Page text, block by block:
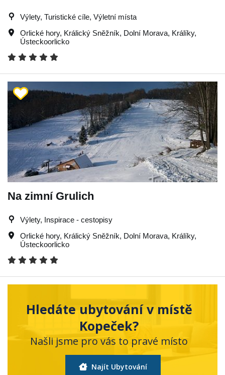
Výlety, Turistické cíle, Výletní místa
Orlické hory, Králický Sněžník, Dolní Morava, Králíky,
Ústeckoorlicko
Na zimní Grulich
Výlety, Inspirace - cestopisy
Orlické hory, Králický Sněžník, Dolní Morava, Králíky,
Ústeckoorlicko
Hledáte ubytování v místě
Kopeček?
Našli jsme pro vás to pravé místo
Najít Ubytování